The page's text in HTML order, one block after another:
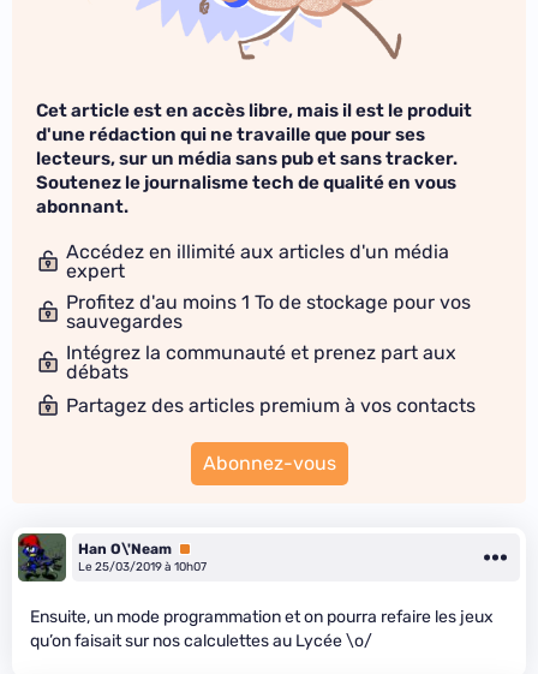
Cet article est en accès libre, mais il est le produit
d'une rédaction qui ne travaille que pour ses
lecteurs, sur un média sans pub et sans tracker.
Soutenez le journalisme tech de qualité en vous
abonnant.
Accédez en illimité aux articles d'un média
expert
Profitez d'au moins 1 To de stockage pour vos
sauvegardes
Intégrez la communauté et prenez part aux
débats
Partagez des articles premium à vos contacts
Abonnez-vous
Han O\'Neam Premium
Le 25/03/2019 à 10h07
Ensuite, un mode programmation et on pourra refaire les jeux
qu’on faisait sur nos calculettes au Lycée \o/